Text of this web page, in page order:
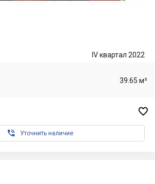
IV квартал 2022
39.65 м²

 Уточнить наличие